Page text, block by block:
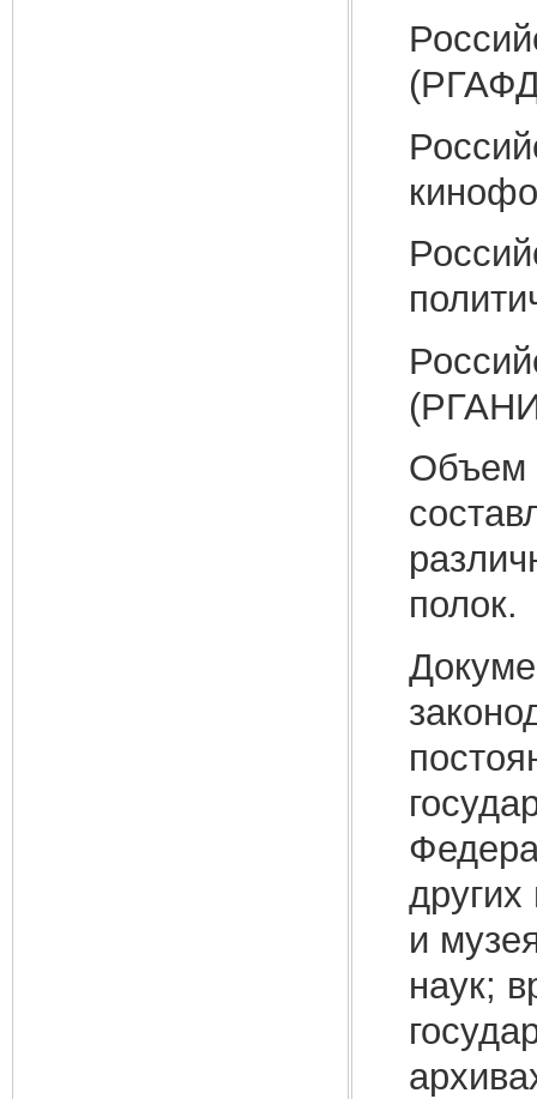
Объем
полок.
и
наук;